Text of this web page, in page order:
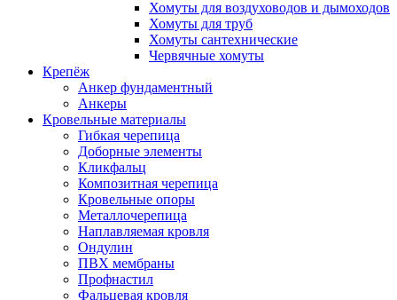
Хомуты для воздуховодов и дымоходов
Хомуты для труб
Хомуты сантехнические
Червячные хомуты
Крепёж
Анкер фундаментный
Анкеры
Кровельные материалы
Гибкая черепица
Доборные элементы
Кликфальц
Композитная черепица
Кровельные опоры
Металлочерепица
Наплавляемая кровля
Ондулин
ПВХ мембраны
Профнастил
Фальцевая кровля